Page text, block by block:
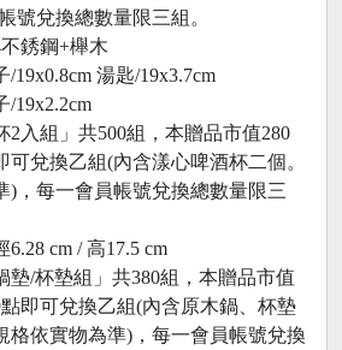
號兌換總數量限三組。
銹鋼+櫸木
/19x0.8cm 湯匙/19x3.7cm
2入組」 共500組，本贈品市值280
可兌換乙組(內含漾心啤酒杯二個。
)，每一會員帳號兌換總數量限三
6.28 cm / 高17.5 cm
墊/杯墊組」 共380組，本贈品市值
即可兌換乙組(內含原木鍋、杯墊
格依實物為準)，每一會員帳號兌換